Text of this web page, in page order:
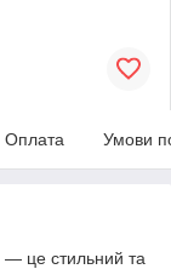
Оплата Умови
— це стильний та